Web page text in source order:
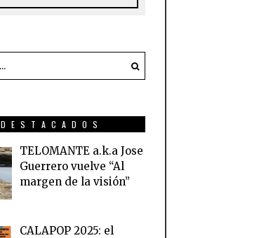
DESTACADOS
TELOMANTE a.k.a Jose
Guerrero vuelve “Al
margen de la visión”
CALAPOP 2025: el